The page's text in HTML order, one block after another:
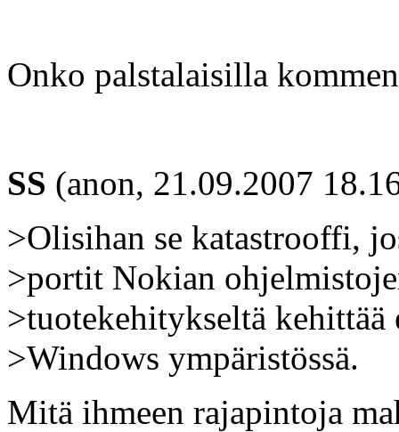
Onko palstalaisilla
SS (anon, 21.09.2007
>Olisihan se katastrooffi,
>portit Nokian
>tuotekehitykseltä kehittää
>Windows ympäristössä.
Mitä ihmeen rajapintoja